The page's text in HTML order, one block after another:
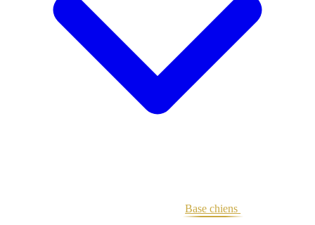
Base chiens